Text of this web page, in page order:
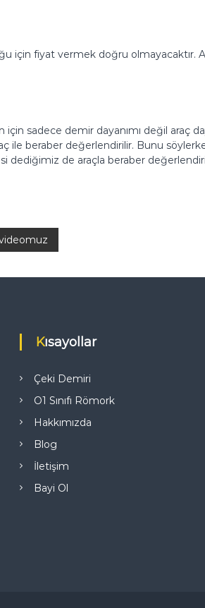
için fiyat vermek doğru olmayacaktır.
sadece demir dayanımı değil araç
ile beraber değerlendirilir. Bunu
dediğimiz de araçla beraber
Kısayollar
Çeki Demiri
O1 Sınıfı Römork
Hakkımızda
Blog
İletişim
Bayi Ol